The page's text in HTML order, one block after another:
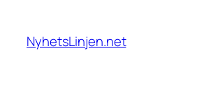
content
NyhetsLinjen.net